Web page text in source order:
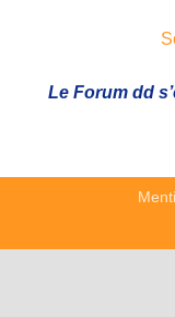
Le Forum dd